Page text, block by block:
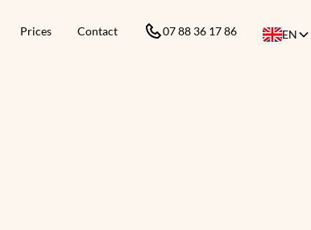
Prices Contact 07 88 36 17 86 EN